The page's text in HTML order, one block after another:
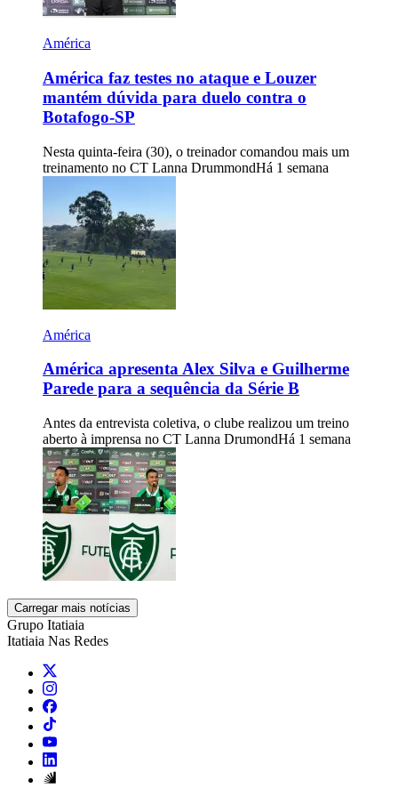
América
América faz testes no ataque e Louzer
mantém dúvida para duelo contra o
Botafogo-SP
Nesta quinta-feira (30), o treinador comandou mais um
treinamento no CT Lanna DrummondHá 1 semana
América
América apresenta Alex Silva e Guilherme
Parede para a sequência da Série B
Antes da entrevista coletiva, o clube realizou um treino
aberto à imprensa no CT Lanna DrumondHá 1 semana
Carregar mais notícias
Grupo Itatiaia
Itatiaia Nas Redes